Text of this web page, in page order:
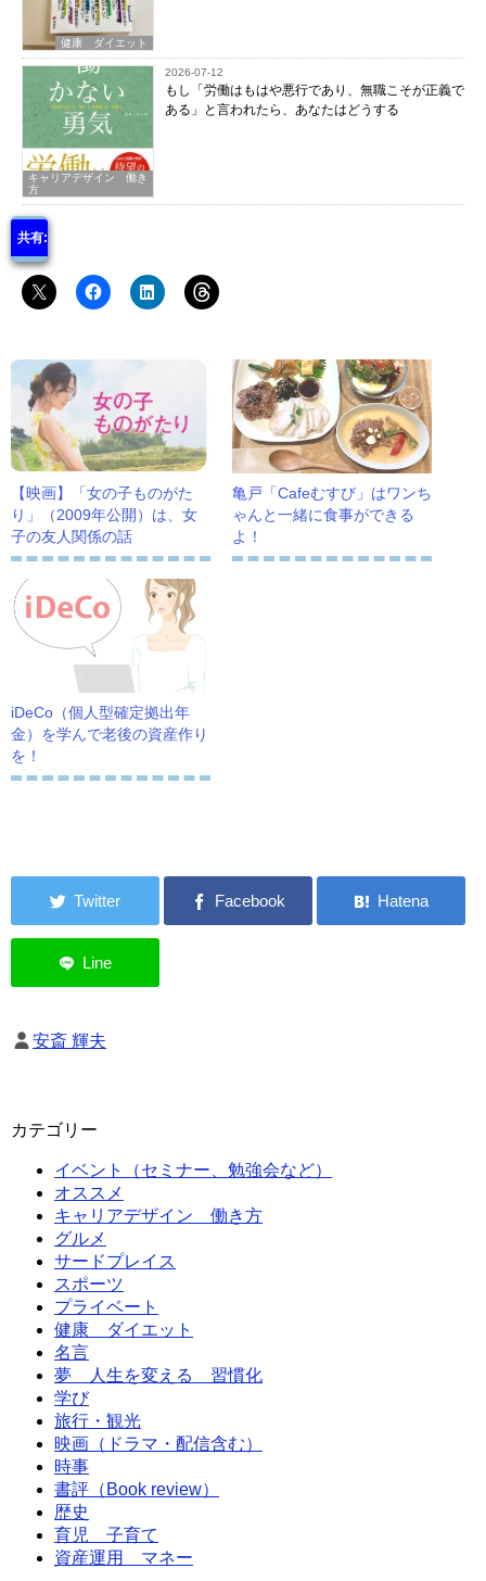
健康 ダイエット
キャリアデザイン 働き
方
2026-07-12
もし「労働はもはや悪行であり、無職こそが正義で
ある」と言われたら、あなたはどうする
共有:
【映画】「女の子ものがた
り」（2009年公開）は、女
子の友人関係の話
亀戸「Cafeむすび」はワンち
ゃんと一緒に食事ができる
よ！
iDeCo（個人型確定拠出年
金）を学んで老後の資産作り
を！
安斎 輝夫
カテゴリー
イベント（セミナー、勉強会など）
オススメ
キャリアデザイン 働き方
グルメ
サードプレイス
スポーツ
プライベート
健康 ダイエット
名言
夢 人生を変える 習慣化
学び
旅行・観光
映画（ドラマ・配信含む）
時事
書評（Book review）
歴史
育児 子育て
資産運用 マネー